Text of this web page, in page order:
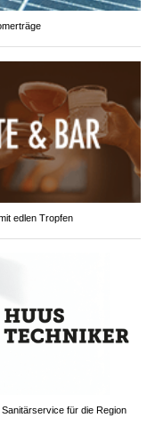
edlen Tropfen
für die Region